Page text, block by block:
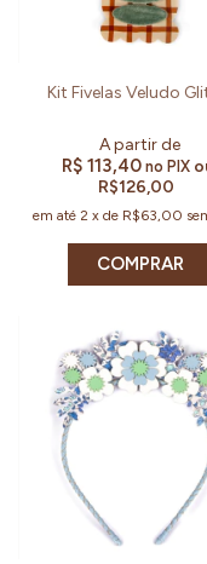
Kit Fivelas Veludo
R$ 113,40no PIX
R$126,00
em até2 xde R$63,00
COMPRAR